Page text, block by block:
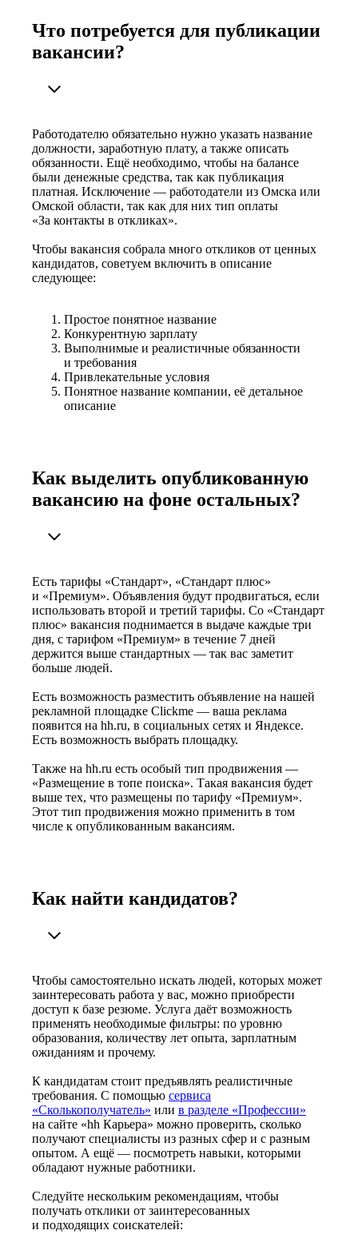
Что потребуется для публикации
вакансии?
Работодателю обязательно нужно указать название
должности, заработную плату, а также описать
обязанности. Ещё необходимо, чтобы на балансе
были денежные средства, так как публикация
платная. Исключение — работодатели из Омска или
Омской области, так как для них тип оплаты
«За контакты в откликах».
Чтобы вакансия собрала много откликов от ценных
кандидатов, советуем включить в описание
следующее:
Простое понятное название
Конкурентную зарплату
Выполнимые и реалистичные обязанности
и требования
Привлекательные условия
Понятное название компании, её детальное
описание
Как выделить опубликованную
вакансию на фоне остальных?
Есть тарифы «Стандарт», «Стандарт плюс»
и «Премиум». Объявления будут продвигаться, если
использовать второй и третий тарифы. Со «Стандарт
плюс» вакансия поднимается в выдаче каждые три
дня, с тарифом «Премиум» в течение 7 дней
держится выше стандартных — так вас заметит
больше людей.
Есть возможность разместить объявление на нашей
рекламной площадке Clickme — ваша реклама
появится на hh.ru, в социальных сетях и Яндексе.
Есть возможность выбрать площадку.
Также на hh.ru есть особый тип продвижения —
«Размещение в топе поиска». Такая вакансия будет
выше тех, что размещены по тарифу «Премиум».
Этот тип продвижения можно применить в том
числе к опубликованным вакансиям.
Как найти кандидатов?
Чтобы самостоятельно искать людей, которых может
заинтересовать работа у вас, можно приобрести
доступ к базе резюме. Услуга даёт возможность
применять необходимые фильтры: по уровню
образования, количеству лет опыта, зарплатным
ожиданиям и прочему.
К кандидатам стоит предъявлять реалистичные
требования. С помощью сервиса
«Сколькополучатель» или в разделе «Профессии»
на сайте «hh Карьера» можно проверить, сколько
получают специалисты из разных сфер и с разным
опытом. А ещё — посмотреть навыки, которыми
обладают нужные работники.
Следуйте нескольким рекомендациям, чтобы
получать отклики от заинтересованных
и подходящих соискателей: